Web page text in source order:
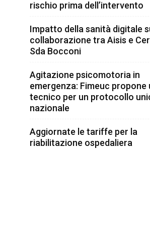
rischio prima dell’intervento
Impatto della sanità digitale
collaborazione tra Aisis e
Sda Bocconi
Agitazione psicomotoria in
emergenza: Fimeuc propone
tecnico per un protocollo
nazionale
Aggiornate le tariffe per la
riabilitazione ospedaliera